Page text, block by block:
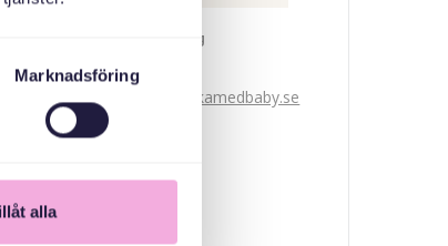
Marknadsföring
alla
Svenska med baby
E-post
bokningen@svenskamedbaby.se